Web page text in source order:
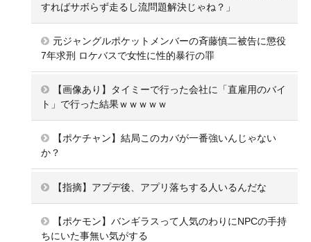
すればサボらず走るし流問題解決じゃね？」
元ジャングルポケットメンバーの斉藤慎二被告に懲役
7年求刑 ロケバスで女性に性的暴行の罪
【画像あり】タイミーで行った会社に「直雇用のバイ
ト」で行った結果ｗｗｗｗｗ
【ポケチャン】結局このカバが一番強いんじゃない
か？
【指摘】アプデ後、アプリ落ちする人いるんだな
【ポケモン】バンギラスって人気のわりにNPCの手持
ちにいた事無い気がする